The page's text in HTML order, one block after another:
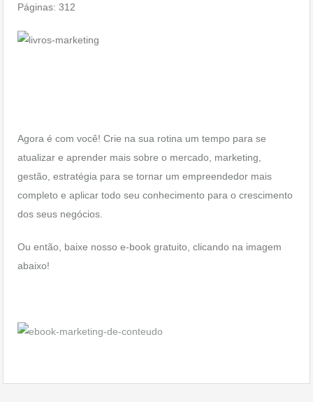
Páginas: 312
Agora é com você! Crie na sua rotina um tempo para se
atualizar e aprender mais sobre o mercado, marketing,
gestão, estratégia para se tornar um empreendedor mais
completo e aplicar todo seu conhecimento para o crescimento
dos seus negócios.
Ou então, baixe nosso e-book gratuito, clicando na imagem
abaixo!